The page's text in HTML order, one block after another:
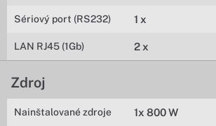
Sériový port (RS232) 1 x
LAN RJ45 (1Gb) 2 x
Zdroj
Nainštalované zdroje 1x 800 W